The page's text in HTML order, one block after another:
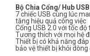
Bộ Chia Cổng/ Hub
7 chiếc USB cùng lúc
tăng hiệu quả công việc
Cổng USB 2.0 với tốc
Tương thích với mọi hệ
Thiết bị có khả năng
bảo vệ thiết bị khỏi